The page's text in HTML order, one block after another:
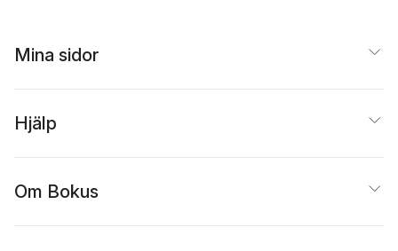
Mina sidor
Hjälp
Om Bokus